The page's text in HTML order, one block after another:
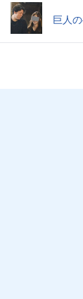
巨人